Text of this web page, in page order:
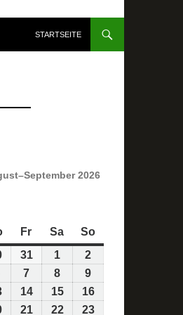
STARTSEITE
2026
Donnerstag
Fr Freitag
Sa Samstag
SoSonntag
30.
2026
3131.
2026
1
August
2026
2
2026
7
August
2026
8
August
2026
9
August
2026
13.
August
1414.
August
1515.
August
1616.
August
20.
2121.
2222.
2323.